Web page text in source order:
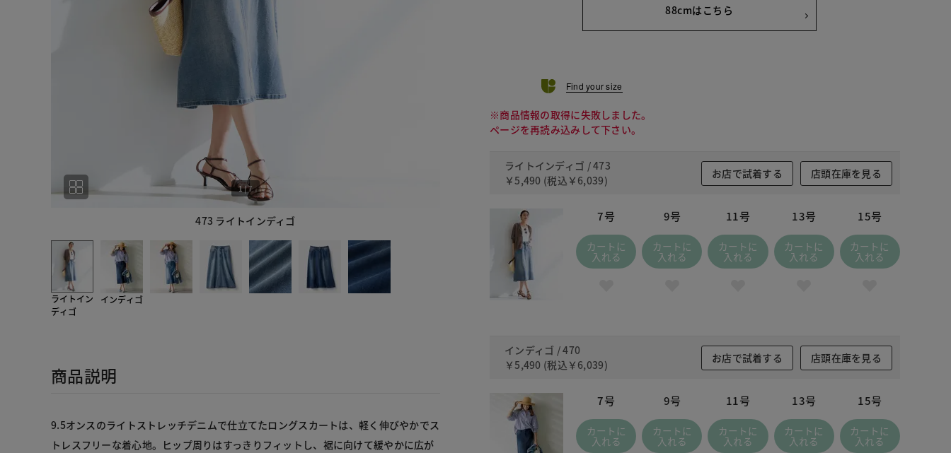
473 ライトインディゴ 470 インディゴ
1|7
ライトイン
ディゴ
インディゴ
商品説明
9.5オンスのライトストレッチデニムで仕立てたロングスカートは、軽く伸びやかでス
トレスフリーな着心地。ヒップ周りはすっきりフィットし、裾に向けて緩やかに広が
88cmはこちら
Find your size
※商品情報の取得に失敗しました。
ページを再読み込みして下さい。
ライトインディゴ / 473
￥5,490 (税込 ￥6,039)
お店で試着する 店頭在庫を見る
7号
カートに
入れる
9号
カートに
入れる
11号
カートに
入れる
13号
カートに
入れる
15号
カートに
入れる
インディゴ / 470
￥5,490 (税込 ￥6,039)
お店で試着する 店頭在庫を見る
7号
カートに
入れる
9号
カートに
入れる
11号
カートに
入れる
13号
カートに
入れる
15号
カートに
入れる